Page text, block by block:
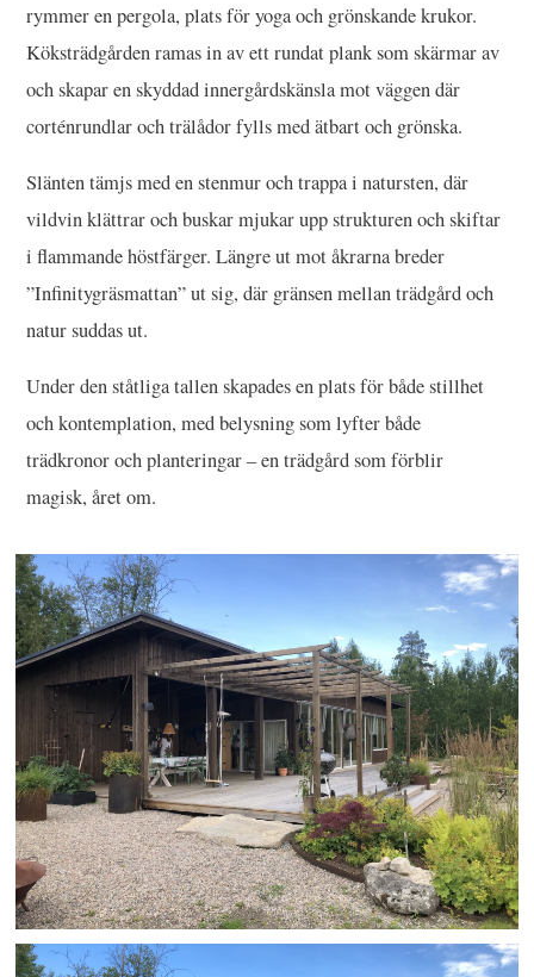
rymmer en pergola, plats för yoga och grönskande krukor.
Köksträdgården ramas in av ett rundat plank som skärmar av
och skapar en skyddad innergårdskänsla mot väggen där
corténrundlar och trälådor fylls med ätbart och grönska.
Slänten tämjs med en stenmur och trappa i natursten, där
vildvin klättrar och buskar mjukar upp strukturen och skiftar
i flammande höstfärger. Längre ut mot åkrarna breder
”Infinitygräsmattan” ut sig, där gränsen mellan trädgård och
natur suddas ut.
Under den ståtliga tallen skapades en plats för både stillhet
och kontemplation, med belysning som lyfter både
trädkronor och planteringar – en trädgård som förblir
magisk, året om.